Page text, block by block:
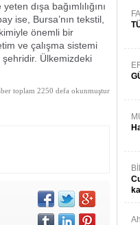
dışa bağımlılığını
ise, Bursa’nın tekstil,
önemli bir
ve çalışma sistemi
Ülkemizdeki
toplam 2250 defa okunmuştur